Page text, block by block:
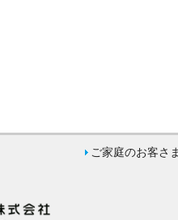
ご家庭のお客さ